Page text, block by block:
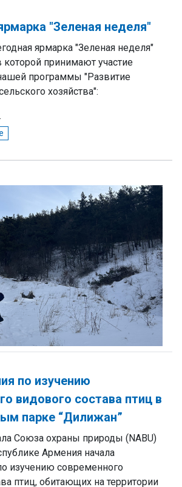
"Зеленая неделя"
ярмарка "Зеленая неделя"
которой принимают участие
программы "Развитие
хозяйства":
по изучению
видового состава птиц в
парке “Дилижан”
Союза охраны природы (NABU)
Армения начала
изучению современного
птиц, обитающих на территории